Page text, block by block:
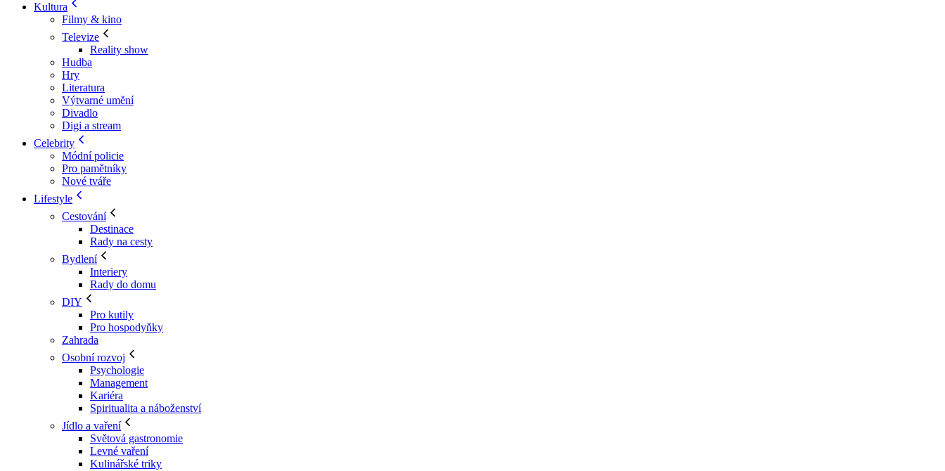
Kultura
Filmy & kino
Televize
Reality show
Hudba
Hry
Literatura
Výtvarné umění
Divadlo
Digi a stream
Celebrity
Módní policie
Pro pamětníky
Nové tváře
Lifestyle
Cestování
Destinace
Rady na cesty
Bydlení
Interiery
Rady do domu
DIY
Pro kutily
Pro hospodyňky
Zahrada
Osobní rozvoj
Psychologie
Management
Kariéra
Spiritualita a náboženství
Jídlo a vaření
Světová gastronomie
Levné vaření
Kulinářské triky